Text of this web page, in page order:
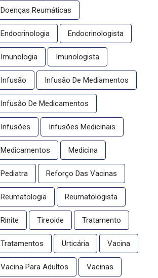
Doenças Reumáticas
Endocrinologia Endocrinologista
Imunologia Imunologista
Infusão Infusão De Mediamentos
Infusão De Medicamentos
Infusões Infusões Medicinais
Medicamentos Medicina
Pediatra Reforço Das Vacinas
Reumatologia Reumatologista
Rinite Tireoide Tratamento
Tratamentos Urticária Vacina
Vacina Para Adultos Vacinas